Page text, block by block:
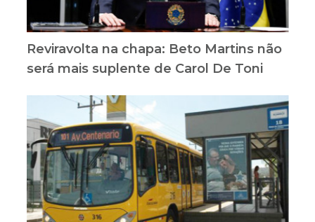
Reviravolta na chapa: Beto Martins não
será mais suplente de Carol De Toni